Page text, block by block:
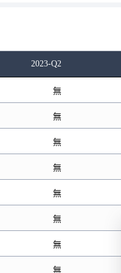
2023-Q2
無
無
無
無
無
無
無
無